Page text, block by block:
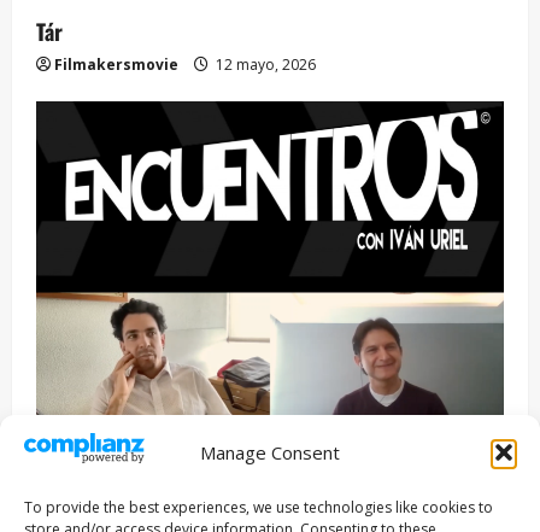
Manage Consent
To provide the best experiences, we use technologies like cookies to
Tár
Filmakersmovie 12 mayo, 2026
Entrevista Series
ENCUENTROS CON IVÁN URIEL T3E22: JUAN PATRICIO